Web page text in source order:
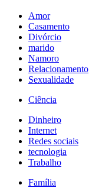
Amor
Casamento
Divórcio
marido
Namoro
Relacionamento
Sexualidade
Ciência
Dinheiro
Internet
Redes sociais
tecnologia
Trabalho
Família